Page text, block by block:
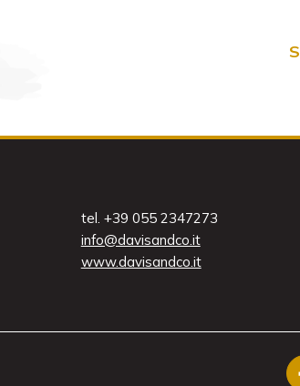
tel. +39 055 2347273
info@davisandco.it
www.davisandco.it